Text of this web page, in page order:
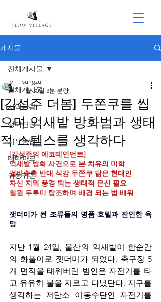
게시물
전체게시물
지역관광
생태관광
치유농업
테마파크
귀농귀촌
전체게시물
[김성주 더봄] 두쫀쿠를 씹
으며 억새밭 방화범과 생태
적 스텔스를 생각하다
sungzu
1월 30일 3분 분량
[김성주의 에코테인먼트]
억새밭 방화 사건으로 본 치유의 미학
겉바속촉 반대 식감 두쫀쿠 닮은 현대인
자신 지워 풍경 되는 생태적 은신 필요
철원 두루미 탐조하며 배경 되는 법 배워
잿더미가 된 조류들의 명품 호텔과 잔인한 욕
망
지난 1월 24일, 울산의 억새밭이 한순간
의 화풀이로 잿더미가 되었다. 축구장 5
개 면적을 태워버린 범인은 자전거를 타
고 유유히 불을 지르고 다녔단다. 지구를
생각하는 저탄소 이동수단인 자전거를